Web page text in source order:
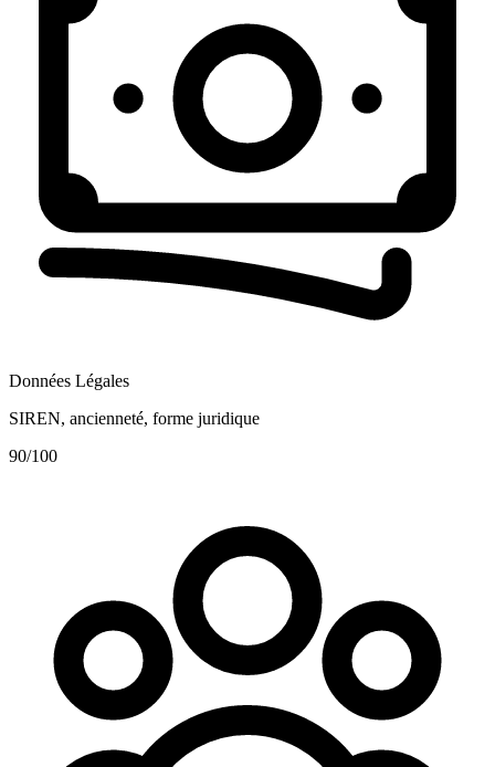
Données Légales
SIREN, ancienneté, forme juridique
90/100